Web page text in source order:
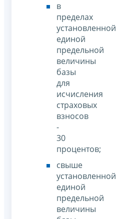
в
пределах
установленной
единой
предельной
величины
базы
для
исчисления
страховых
взносов
-
30
процентов;
свыше
установленной
единой
предельной
величины